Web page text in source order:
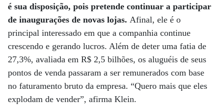
é sua disposição, pois pretende continuar a participar
de inaugurações de novas lojas. Afinal, ele é o
principal interessado em que a companhia continue
crescendo e gerando lucros. Além de deter uma fatia de
27,3%, avaliada em R$ 2,5 bilhões, os aluguéis de seus
pontos de venda passaram a ser remunerados com base
no faturamento bruto da empresa. “Quero mais que eles
explodam de vender”, afirma Klein.